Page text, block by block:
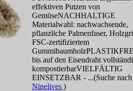
effektiven Putzen von
GemüseNACHHALTIGE
Materialwahl: nachwachsende,
pflanzliche Palmenfaser,
FSC-zertifiziertem
bis auf den Eisendraht
kompostierbarVIELFÄLTIG
EINSETZBAR - ...(Suche nach
Ninelives )